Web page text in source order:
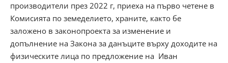
производители през 2022 г, приеха на първо четене в
Комисията по земеделието, храните, както бе
заложено в законопроекта за изменение и
допълнение на Закона за данъците върху доходите на
физическите лица по предложение на Иван